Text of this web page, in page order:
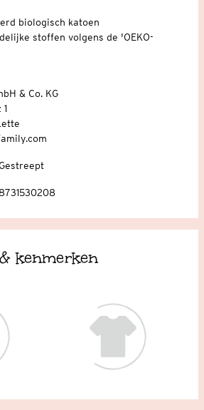
biologisch katoen
stoffen volgens de 'OEKO-
& Co. KG
kenmerken